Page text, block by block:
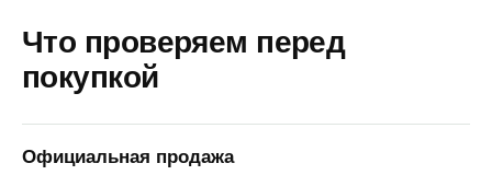
Что проверяем перед
покупкой
Официальная продажа